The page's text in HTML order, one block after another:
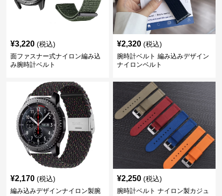
¥3,220 (税込)
面ファスナー式ナイロン編み込
み腕時計ベルト
¥2,320 (税込)
腕時計ベルト 編み込みデザイン
ナイロンベルト
¥2,170 (税込)
編み込みデザインナイロン製腕
¥2,250 (税込)
腕時計ベルト ナイロン製カジュ